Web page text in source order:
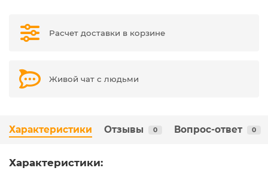
Расчет доставки в корзине
Живой чат с людьми
Характеристики Отзывы 0 Вопрос-ответ 0
Характеристики: